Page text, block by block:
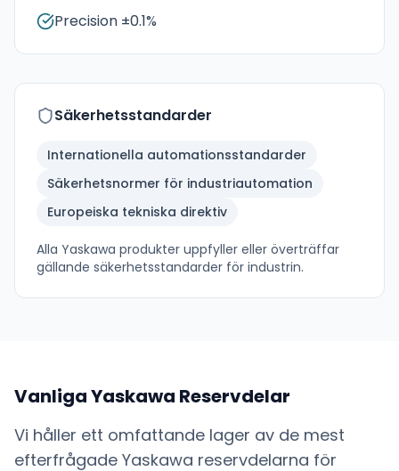
Precision ±0.1%
Säkerhetsstandarder
Internationella automationsstandarder
Säkerhetsnormer för industriautomation
Europeiska tekniska direktiv
Alla Yaskawa produkter uppfyller eller överträffar
gällande säkerhetsstandarder för industrin.
VanligaYaskawa Reservdelar
Vi håller ett omfattande lager av de mest
efterfrågade Yaskawa reservdelarna för